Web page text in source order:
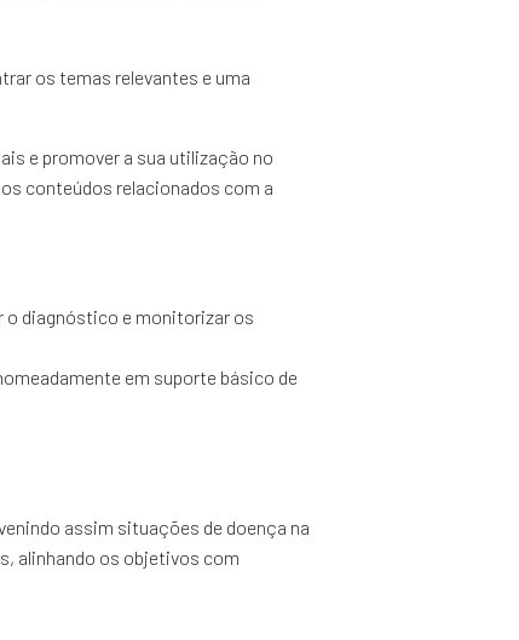
os temas relevantes e uma
e promover a sua utilização no
conteúdos relacionados com a
o diagnóstico e monitorizar os
em suporte básico de
assim situações de doença na
alinhando os objetivos com